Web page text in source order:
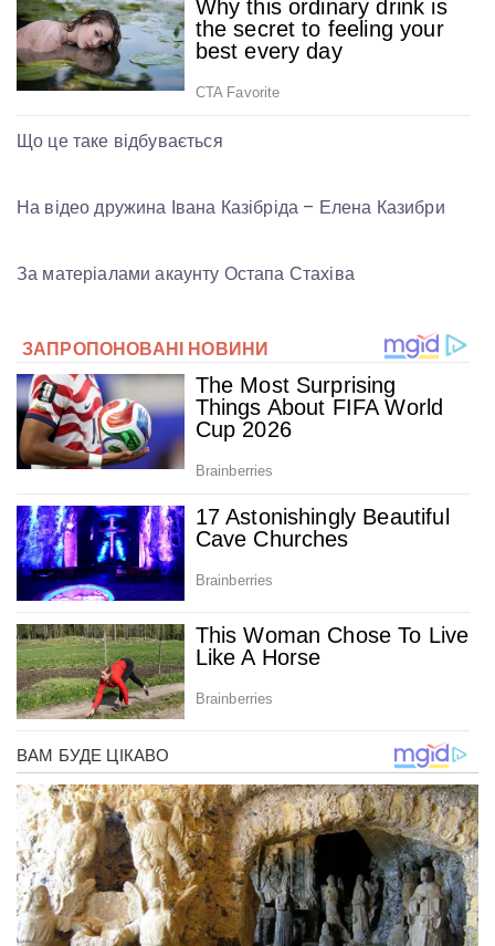
Що це таке відбувається
На відео дружина Івана Казібріда – Елена Казибри
За матеріалами акаунту Остапа Стахіва